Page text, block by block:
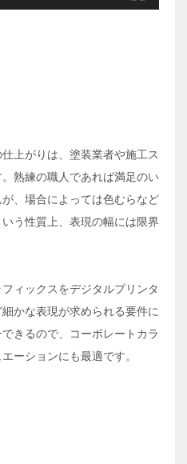
上がりは、塗装業者や施工ス
熟練の職人であれば満足のい
、場合によっては色むらなど
う性質上、表現の幅には限界
ィックスをデジタルプリンタ
かな表現が求められる要件に
きるので、コーポレートカラ
ーションにも最適です。